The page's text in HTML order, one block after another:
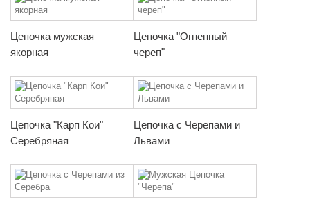
Цепочка мужская
якорная
Цепочка "Огненный
череп"
Цепочка "Карп Кои"
Серебряная
Цепочка с Черепами и
Львами